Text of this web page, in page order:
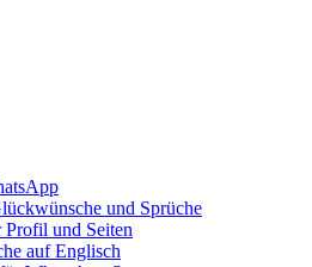
und Sprüche
Profil und Seiten
auf Englisch